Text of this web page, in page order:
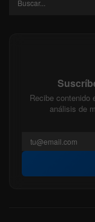
Recibe contenido
análisis de